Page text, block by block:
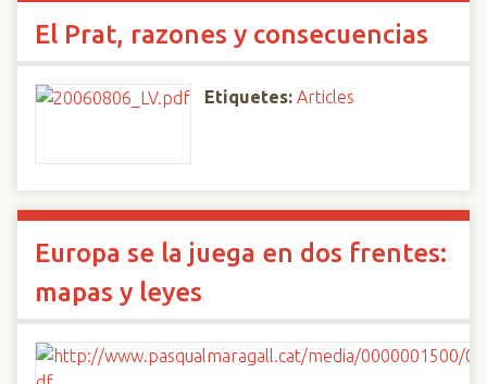
El Prat, razones y consecuencias
Etiquetes: Articles
Europa se la juega en dos frentes:
mapas y leyes